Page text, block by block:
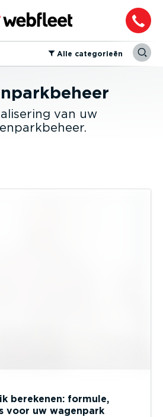
⁠Alle categorieën
van uw
berekenen: formule,
voor uw wagenpark